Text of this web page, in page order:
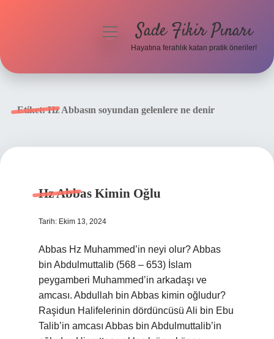
menüyüSade Fikir Pınarı
Hayatına ferahlık katan pratik öneriler!
Etiket:Hz Abbasın soyundan gelenlere ne denir
Hz Abbas Kimin Oğlu
Tarih: Ekim 13, 2024
Abbas Hz Muhammed’in neyi olur? Abbas
bin Abdulmuttalib (568 – 653) İslam
peygamberi Muhammed’in arkadaşı ve
amcası. Abdullah bin Abbas kimin oğludur?
Raşidun Halifelerinin dördüncüsü Ali bin Ebu
Talib’in amcası Abbas bin Abdulmuttalib’in